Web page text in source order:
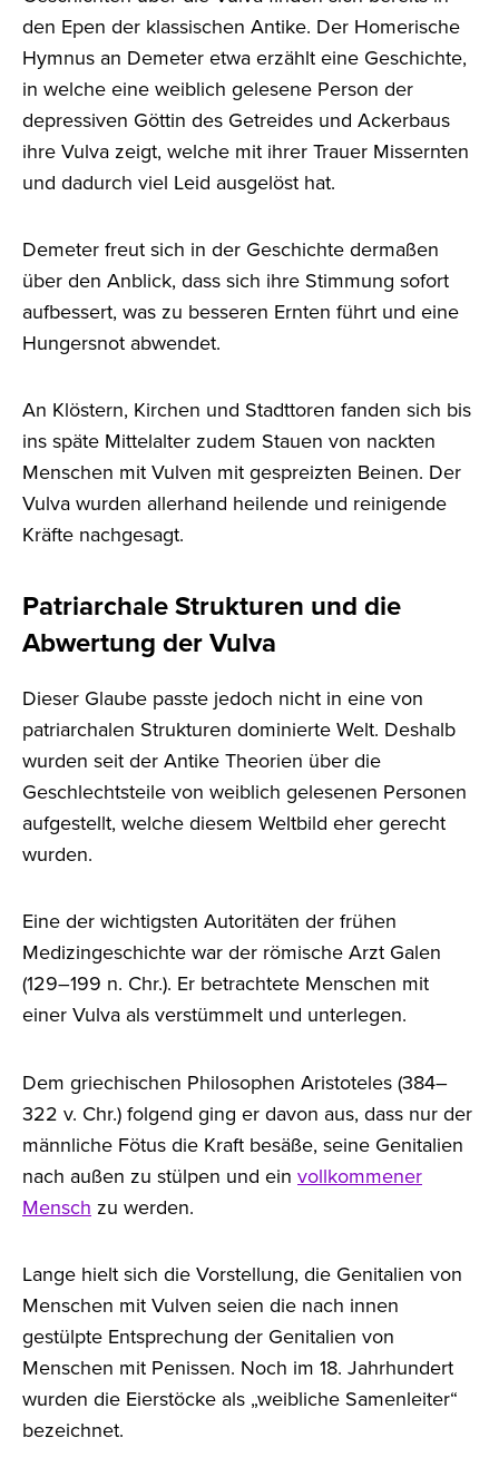
den Epen der klassischen Antike. Der Homerische
Hymnus an Demeter etwa erzählt eine Geschichte,
in welche eine weiblich gelesene Person der
depressiven Göttin des Getreides und Ackerbaus
ihre Vulva zeigt, welche mit ihrer Trauer Missernten
und dadurch viel Leid ausgelöst hat.
Demeter freut sich in der Geschichte dermaßen
über den Anblick, dass sich ihre Stimmung sofort
aufbessert, was zu besseren Ernten führt und eine
Hungersnot abwendet.
An Klöstern, Kirchen und Stadttoren fanden sich bis
ins späte Mittelalter zudem Stauen von nackten
Menschen mit Vulven mit gespreizten Beinen. Der
Vulva wurden allerhand heilende und reinigende
Kräfte nachgesagt.
Patriarchale Strukturen und die
Abwertung der Vulva
Dieser Glaube passte jedoch nicht in eine von
patriarchalen Strukturen dominierte Welt. Deshalb
wurden seit der Antike Theorien über die
Geschlechtsteile von weiblich gelesenen Personen
aufgestellt, welche diesem Weltbild eher gerecht
wurden.
Eine der wichtigsten Autoritäten der frühen
Medizingeschichte war der römische Arzt Galen
(129–199 n. Chr.). Er betrachtete Menschen mit
einer Vulva als verstümmelt und unterlegen.
Dem griechischen Philosophen Aristoteles (384–
322 v. Chr.) folgend ging er davon aus, dass nur der
männliche Fötus die Kraft besäße, seine Genitalien
nach außen zu stülpen und ein vollkommener
Mensch zu werden.
Lange hielt sich die Vorstellung, die Genitalien von
Menschen mit Vulven seien die nach innen
gestülpte Entsprechung der Genitalien von
Menschen mit Penissen. Noch im 18. Jahrhundert
wurden die Eierstöcke als „weibliche Samenleiter“
bezeichnet.